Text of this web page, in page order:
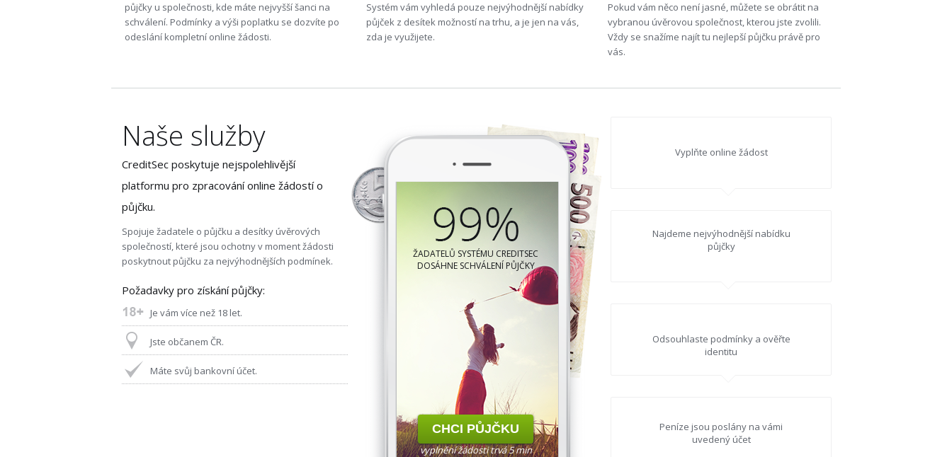
půjčky u společnosti, kde máte nejvyšší šanci na
schválení. Podmínky a výši poplatku se dozvíte po
odeslání kompletní online žádosti.
Systém vám vyhledá pouze nejvýhodnější nabídky
půjček z desítek možností na trhu, a je jen na vás,
zda je využijete.
Pokud vám něco není jasné, můžete se obrátit na
vybranou úvěrovou společnost, kterou jste zvolili.
Vždy se snažíme najít tu nejlepší půjčku právě pro
vás.
ŽADATELŮ SYSTÉMU CREDITSEC
DOSÁHNE SCHVÁLENÍ PŮJČKY
vyplnění žádosti trvá 5 min
Naše služby
CreditSec poskytuje nejspolehlivější
platformu pro zpracování online žádostí o
půjčku.
Spojuje žadatele o půjčku a desítky úvěrových
společností, které jsou ochotny v moment žádosti
poskytnout půjčku za nejvýhodnějších podmínek.
Požadavky pro získání půjčky:
Je vám více než 18 let.
Jste občanem ČR.
Máte svůj bankovní účet.
Vyplňte online žádost
Najdeme nejvýhodnější nabídku
půjčky
Odsouhlaste podmínky a ověřte
identitu
Peníze jsou poslány na vámi
uvedený účet